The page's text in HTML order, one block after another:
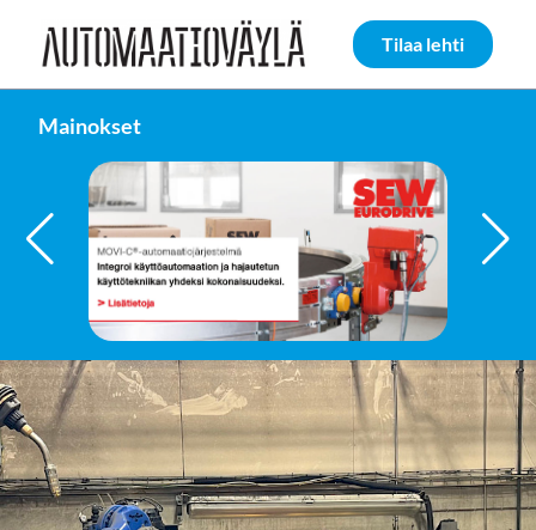
Siirry sivun sisältöön
Tilaa lehti
Mainokset
FAULHABER GROUP